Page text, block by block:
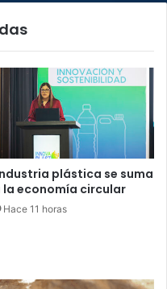
plástica se suma
la economía circular
Hace 11 horas